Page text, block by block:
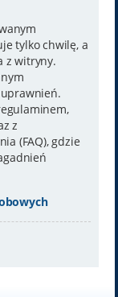
tylko chwilę, a
z witryny.
z
(FAQ), gdzie